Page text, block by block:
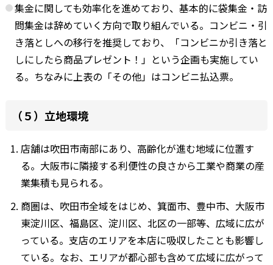
集金に関しても効率化を進めており、基本的に袋集金・訪
問集金は辞めていく方向で取り組んでいる。コンビニ・引
き落としへの移行を推奨しており、「コンビニか引き落と
しにしたら商品プレゼント！」という企画も実施してい
る。ちなみに上表の「その他」はコンビニ払込票。
（５）立地環境
店舗は吹田市南部にあり、高齢化が進む地域に位置す
る。大阪市に隣接する利便性の良さから工業や商業の産
業集積も見られる。
商圏は、吹田市全域をはじめ、箕面市、豊中市、大阪市
東淀川区、福島区、淀川区、北区の一部等、広域に広が
っている。支店のエリアを本店に吸収したことも影響し
ている。なお、エリアが都心部も含めて広域に広がって